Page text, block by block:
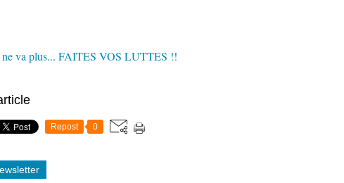
va plus... FAITES VOS LUTTES !!
Repost 0